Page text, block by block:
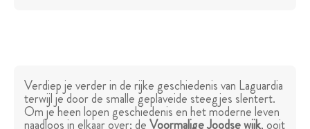
Verdiep je verder in de rijke geschiedenis van Laguardia
terwijl je door de smalle geplaveide steegjes slentert.
Om je heen lopen geschiedenis en het moderne leven
naadloos in elkaar over; deVoormalige Joodse wijk, ooit